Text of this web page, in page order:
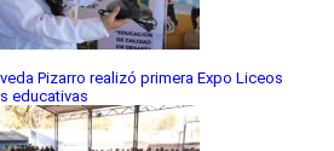
Pizarro realizó primera Expo Liceos
educativas